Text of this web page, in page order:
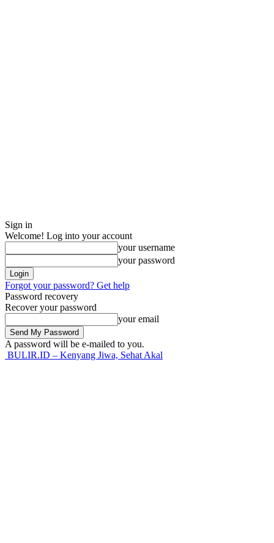
Sign in
Welcome! Log into your account
your username
your password
Forgot your password? Get help
Password recovery
Recover your password
your email
A password will be e-mailed to you.
BULIR.ID – Kenyang Jiwa, Sehat Akal